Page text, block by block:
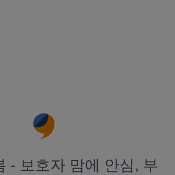
- 보호자 맘에 안심, 부